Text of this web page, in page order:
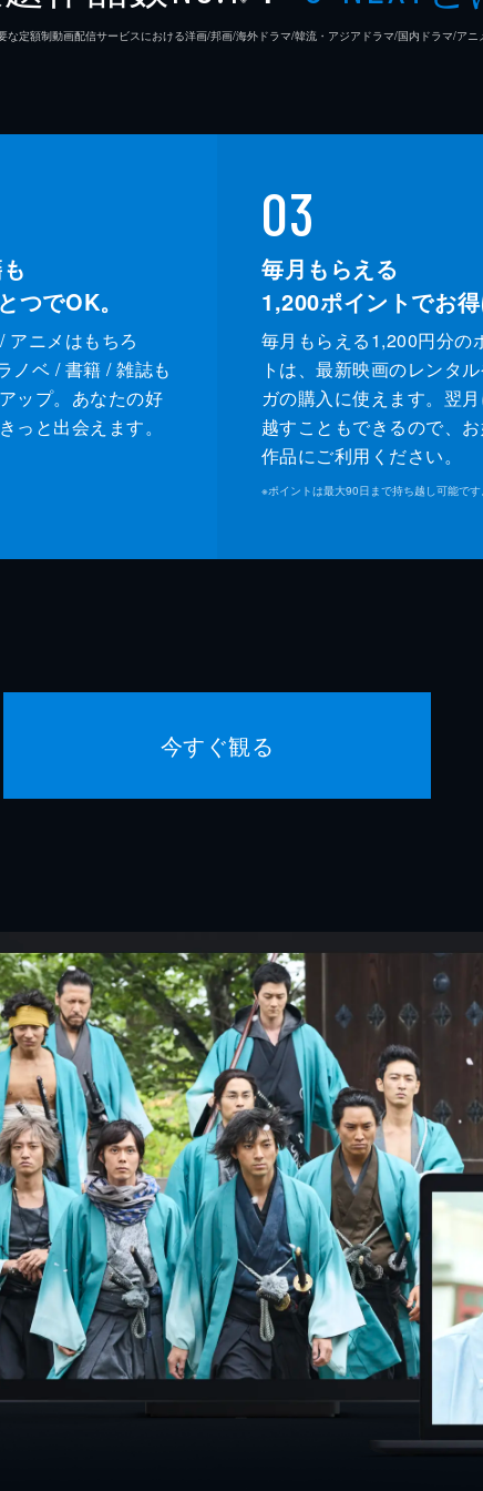
定額制動画配信サービスにおける洋画/邦画/海外ドラマ/韓流・アジアドラマ/国内ドラマ/アニ
つでOK。
アニメはもちろ
ノベ / 書籍 / 雑誌も
ップ。あなたの好
っと出会えます。
03
毎月もらえる
1,200ポイントでお得
毎月もらえる1,200円分の
トは、最新映画のレンタ
ガの購入に使えます。翌
越すこともできるので、
作品にご利用ください。
※ポイントは最大90日まで持ち越し可能です。
今すぐ観る